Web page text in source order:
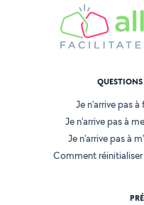
Je n'arrive pas
Je n'arrive pas à
Je n'arrive pas à
Comment